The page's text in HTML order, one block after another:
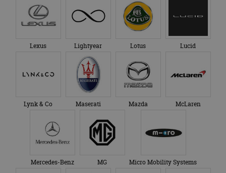
Lexus Lightyear Lotus Lucid
Lynk & Co Maserati Mazda McLaren
Mercedes-Benz MG Micro Mobility Systems